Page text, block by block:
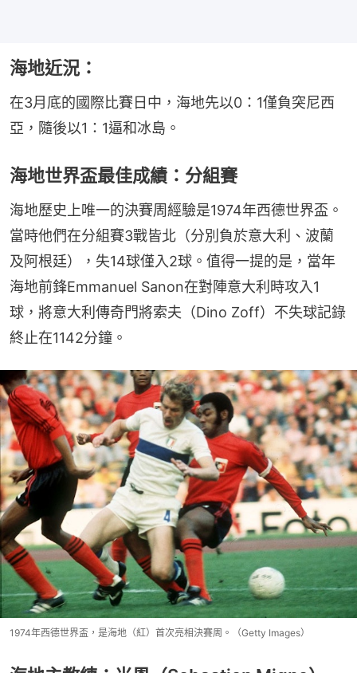
海地近況：
在3月底的國際比賽日中，海地先以0：1僅負突尼西
亞，隨後以1：1逼和冰島。
海地世界盃最佳成績：分組賽
海地歷史上唯一的決賽周經驗是1974年西德世界盃。
當時他們在分組賽3戰皆北（分別負於意大利、波蘭
及阿根廷），失14球僅入2球。值得一提的是，當年
海地前鋒Emmanuel Sanon在對陣意大利時攻入1
球，將意大利傳奇門將索夫（Dino Zoff）不失球記錄
終止在1142分鐘。
1974年西德世界盃，是海地（紅）首次亮相決賽周。（Getty Images）